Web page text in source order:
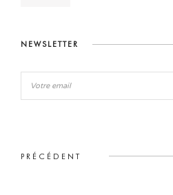
NEWSLETTER
PRÉCÉDENT